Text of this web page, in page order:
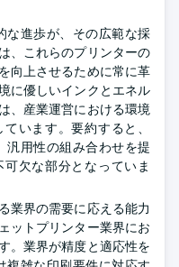
な進歩が、その広範な採
、これらのプリンターの
向上させるために常に革
に優しいインクとエネル
、産業運営における環境
います。要約すると、
汎用性の組み合わせを提
欠な部分となっていま
業界の需要に応える能力
ットプリンター業界にお
。業界が精度と適応性を